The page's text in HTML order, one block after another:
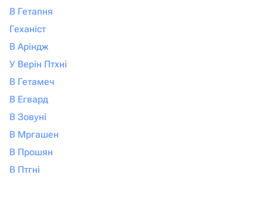
В Гетапня
Геханіст
В Аріндж
У Верін Птхні
В Гетамеч
В Егвард
В Зовуні
В Мргашен
В Прошян
В Птгні